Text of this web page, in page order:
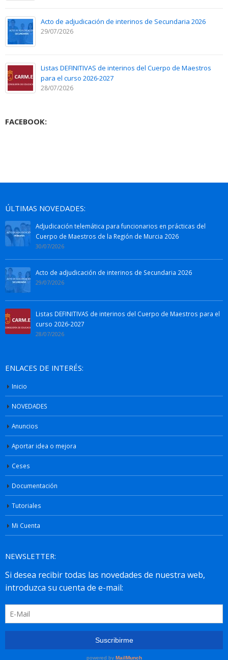
Acto de adjudicación de interinos de Secundaria 2026
29/07/2026
Listas DEFINITIVAS de interinos del Cuerpo de Maestros
para el curso 2026-2027
28/07/2026
FACEBOOK:
ÚLTIMAS NOVEDADES:
Adjudicación telemática para funcionarios en prácticas del
Cuerpo de Maestros de la Región de Murcia 2026
30/07/2026
Acto de adjudicación de interinos de Secundaria 2026
29/07/2026
Listas DEFINITIVAS de interinos del Cuerpo de Maestros para el
curso 2026-2027
28/07/2026
ENLACES DE INTERÉS:
Inicio
NOVEDADES
Anuncios
Aportar idea o mejora
Ceses
Documentación
Tutoriales
Mi Cuenta
NEWSLETTER: